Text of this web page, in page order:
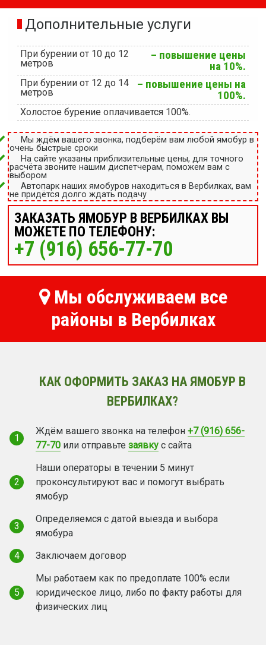
Дополнительные услуги
При бурении от 10 до 12
метров
– повышение цены
на 10%.
При бурении от 12 до 14
метров
– повышение цены на
100%.
Холостое бурение оплачивается 100%.
Мы ждём вашего звонка, подберём вам любой ямобур в
очень быстрые сроки
На сайте указаны приблизительные цены, для точного
расчёта звоните нашим диспетчерам, поможем вам с
выбором
Автопарк наших ямобуров находиться в Вербилках, вам
не придётся долго ждать подачу
ЗАКАЗАТЬ ЯМОБУР В ВЕРБИЛКАХ ВЫ
МОЖЕТЕ ПО ТЕЛЕФОНУ:
+7 (916) 656-77-70
Мы обслуживаем все
районы в Вербилках
КАК ОФОРМИТЬ ЗАКАЗ НА ЯМОБУР В
ВЕРБИЛКАХ?
1
Ждём вашего звонка на телефон +7 (916) 656-
77-70 или отправьте заявку с сайта
2
Наши операторы в течении 5 минут
проконсультируют вас и помогут выбрать
ямобур
3
Определяемся с датой выезда и выбора
ямобура
4
Заключаем договор
5
Мы работаем как по предоплате 100% если
юридическое лицо, либо по факту работы для
физических лиц